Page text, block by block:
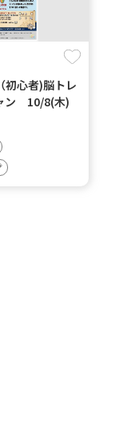
初心者)脳トレ
ン 10/8(木)